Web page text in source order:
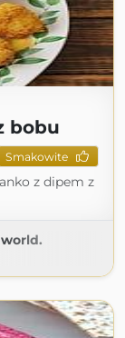
bobu
Smakowite
z dipem z